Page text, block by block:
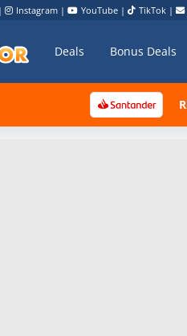
| Instagram | YouTube | TikTok |
Deals Bonus Deals